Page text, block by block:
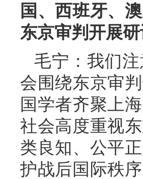
国、西班牙、
东京审判开展
毛宁：我们
会围绕东京审
国学者齐聚上
社会高度重视
类良知、公平
护战后国际秩